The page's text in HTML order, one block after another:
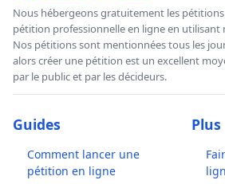
Nous hébergeons gratuitement les pétitions
pétition professionnelle en ligne en utilisant
Nos pétitions sont mentionnées tous les
alors créer une pétition est un excellent
par le public et par les décideurs.
Guides
Comment lancer une
pétition en ligne
Plus